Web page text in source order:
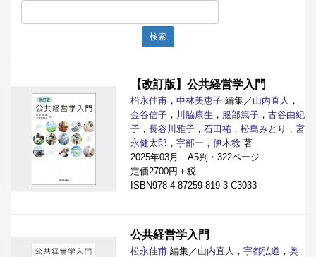
検索
【改訂版】公共経営学入門
柗永佳甫 ， 中林美恵子 編集／ 山内直人 ，
金谷信子 ， 川脇康生 ， 服部篤子 ， 古谷由紀
子 ， 長谷川雅子 ， 石田祐 ， 松島みどり ， 宮
永健太郎 ， 宇部一 ， 伊木稔 著
2025年03月 A5判・322ページ
定価2700円＋税
ISBN978-4-87259-819-3 C3033
公共経営学入門
松永佳甫 編集／ 山内直人 ， 宇都弘道 ， 奥